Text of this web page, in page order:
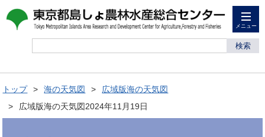
メニュー
検索
トップ 海の天気図
広域版海の天気図
広域版海の天気図2024年11月19日